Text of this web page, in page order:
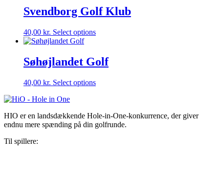
Svendborg Golf Klub
40,00 kr. Select options
Søhøjlandet Golf
40,00 kr. Select options
HIO er en landsdækkende Hole-in-One-konkurrence, der giver
endnu mere spænding på din golfrunde.
Til spillere: